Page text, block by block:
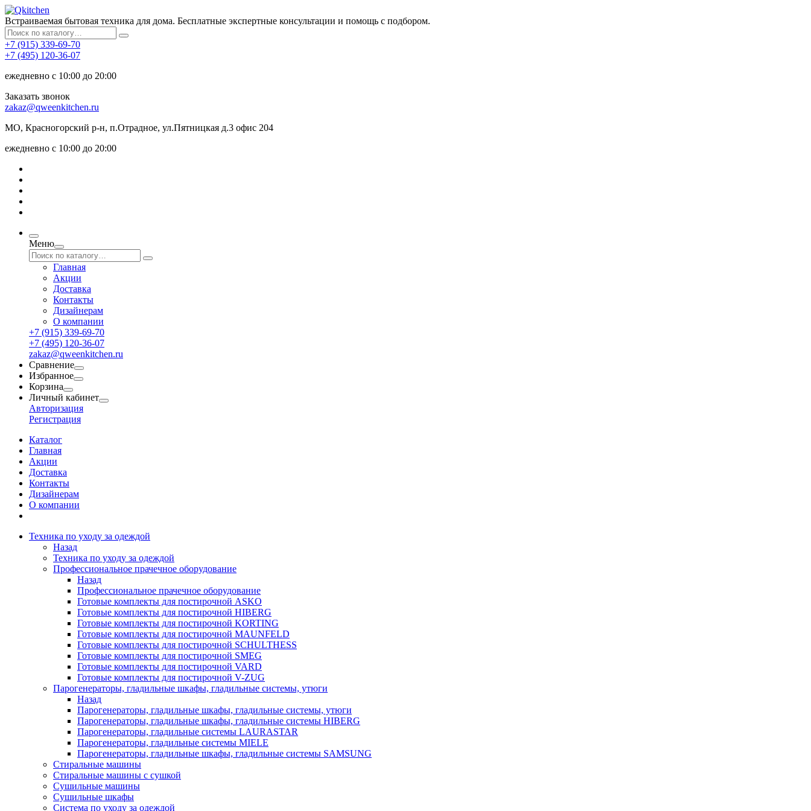
Встраиваемая бытовая техника для дома. Бесплатные экспертные консультации и помощь с подбором.
+7 (915) 339-69-70
+7 (495) 120-36-07
ежедневно с 10:00 до 20:00
Заказать звонок
zakaz@qweenkitchen.ru
МО, Красногорский р-н, п.Отрадное, ул.Пятницкая д.3 офис 204
ежедневно с 10:00 до 20:00
Меню
Главная
Акции
Доставка
Контакты
Дизайнерам
О компании
+7 (915) 339-69-70
+7 (495) 120-36-07
zakaz@qweenkitchen.ru
Сравнение
Избранное
Корзина
Личный кабинет
Авторизация
Регистрация
Каталог
Главная
Акции
Доставка
Контакты
Дизайнерам
О компании
Техника по уходу за одеждой
Назад
Техника по уходу за одеждой
Профессиональное прачечное оборудование
Назад
Профессиональное прачечное оборудование
Готовые комплекты для постирочной ASKO
Готовые комплекты для постирочной HIBERG
Готовые комплекты для постирочной KORTING
Готовые комплекты для постирочной MAUNFELD
Готовые комплекты для постирочной SCHULTHESS
Готовые комплекты для постирочной SMEG
Готовые комплекты для постирочной VARD
Готовые комплекты для постирочной V-ZUG
Парогенераторы, гладильные шкафы, гладильные системы, утюги
Назад
Парогенераторы, гладильные шкафы, гладильные системы, утюги
Парогенераторы, гладильные шкафы, гладильные системы HIBERG
Парогенераторы, гладильные системы LAURASTAR
Парогенераторы, гладильные системы MIELE
Парогенераторы, гладильные шкафы, гладильные системы SAMSUNG
Стиральные машины
Стиральные машины с сушкой
Сушильные машины
Сушильные шкафы
Система по уходу за одеждой